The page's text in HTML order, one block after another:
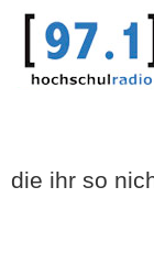
die ihr so